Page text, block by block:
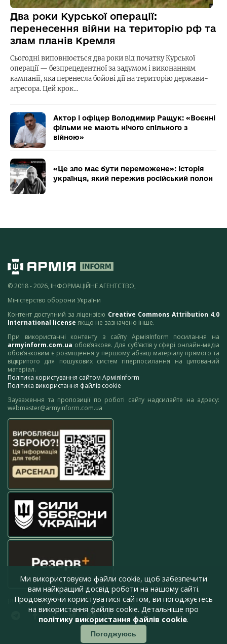
Два роки Курської операції:
перенесення війни на територію рф та
злам планів Кремля
Сьогодні виповнюється два роки від початку Курської
операції — безпрецедентної за задумом і виконанням
кампанії, яка перенесла бойові дії на територію держави-
агресора. Цей крок…
Актор і офіцер Володимир Ращук: «Воєнні
фільми не мають нічого спільного з
війною»
«Це зло має бути переможене»: історія
українця, який пережив російський полон
© 2018 - 2026, ІНФОРМАЦІЙНЕ АГЕНТСТВО,
Міністерство оборони України
Контент доступний за ліцензією Creative Commons Attribution 4.0
International license якщо не зазначено інше.
При використанні контенту з сайту АрміяInform посилання на
armyinform.com.ua обов’язкове. Для суб’єктів у сфері онлайн-медіа
обов’язковим є розміщення у першому абзаці матеріалу прямого та
відкритого для пошукових систем гіперпосилання на цитований
матеріал.
Політика користування сайтом АрміяInform
Політика використання файлів cookie
Зауваження та пропозиції по роботі сайту надсилайте на адресу:
webmaster@armyinform.com.ua
press@armyinform.com.ua
Ми використовуємо файли cookie, щоб забезпечити
вам найкращий досвід роботи на нашому сайті.
Продовжуючи користуватися сайтом, ви погоджуєтесь
на використання файлів cookie. Детальніше про
політику використання файлів cookie.
Погоджуюсь